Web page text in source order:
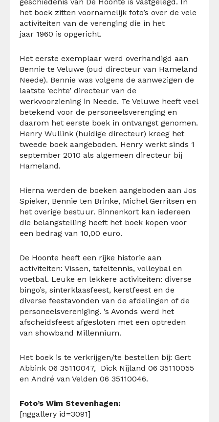
het boek zitten voornamelijk foto’s over de vele
activiteiten van de verenging die in het
jaar 1960 is opgericht.
Het eerste exemplaar werd overhandigd aan
Bennie te Veluwe (oud directeur van Hameland
Neede). Bennie was volgens de aanwezigen de
laatste ‘echte’ directeur van de
werkvoorziening in Neede. Te Veluwe heeft veel
betekend voor de personeelsverenging en
daarom het eerste boek in ontvangst genomen.
Henry Wullink (huidige directeur) kreeg het
tweede boek aangeboden. Henry werkt sinds 1
september 2010 als algemeen directeur bij
Hameland.
Hierna werden de boeken aangeboden aan Jos
Spieker, Bennie ten Brinke, Michel Gerritsen en
het overige bestuur. Binnenkort kan iedereen
die belangstelling heeft het boek kopen voor
een bedrag van 10,00 euro.
De Hoonte heeft een rijke historie aan
activiteiten: Vissen, tafeltennis, volleybal en
voetbal. Leuke en lekkere activiteiten: diverse
bingo’s, sinterklaasfeest, kerstfeest en de
diverse feestavonden van de afdelingen of de
personeelsvereniging. ’s Avonds werd het
afscheidsfeest afgesloten met een optreden
van showband Millennium.
Het boek is te verkrijgen/te bestellen bij: Gert
Abbink 06 35110047, Dick Nijland 06 35110055
en André van Velden 06 35110046.
Foto’s Wim Stevenhagen:
[nggallery id=3091]